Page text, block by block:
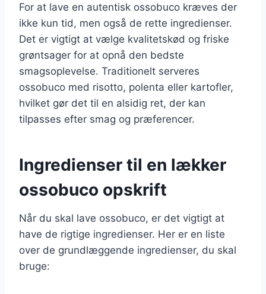
For at lave en autentisk ossobuco kræves der
ikke kun tid, men også de rette ingredienser.
Det er vigtigt at vælge kvalitetskød og friske
grøntsager for at opnå den bedste
smagsoplevelse. Traditionelt serveres
ossobuco med risotto, polenta eller kartofler,
hvilket gør det til en alsidig ret, der kan
tilpasses efter smag og præferencer.
Ingredienser til en lækker
ossobuco opskrift
Når du skal lave ossobuco, er det vigtigt at
have de rigtige ingredienser. Her er en liste
over de grundlæggende ingredienser, du skal
bruge: